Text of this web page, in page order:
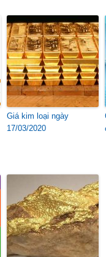
Giá kim loại ngày
17/03/2020